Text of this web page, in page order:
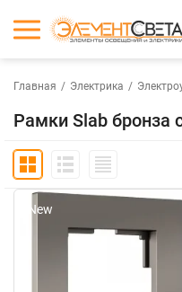
Главная / Электрика /
Рамки Slab бронза
New